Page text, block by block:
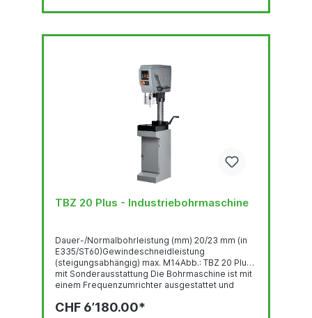
TBZ 20 Plus - Industriebohrmaschine
Dauer-/Normalbohrleistung (mm) 20/23 mm (in
E335/ST60)Gewindeschneidleistung
(steigungsabhängig) max. M14Abb.: TBZ 20 Plus
mit Sonderausstattung Die Bohrmaschine ist mit
einem Frequenzumrichter ausgestattet und
A1:2017.GewindeschneideinrichtungBedienpanel
CHF 6’180.00*